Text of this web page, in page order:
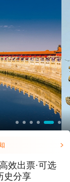

效出票·可选
史分享